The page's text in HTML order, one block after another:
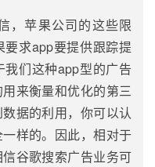
，苹果公司的这些限
求app要提供跟踪提
们这种app型的广告
来衡量和优化的第三
据的利用，你可以认
样的。因此，相对于
谷歌搜索广告业务可